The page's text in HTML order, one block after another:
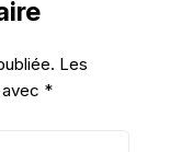
Les
*